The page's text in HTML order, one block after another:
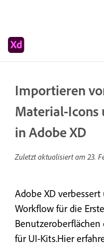
Importieren
Material-Icons
in Adobe XD
Zuletzt aktualisiert am23.
Adobe XD
Workflow für die
für UI-Kits.Hier